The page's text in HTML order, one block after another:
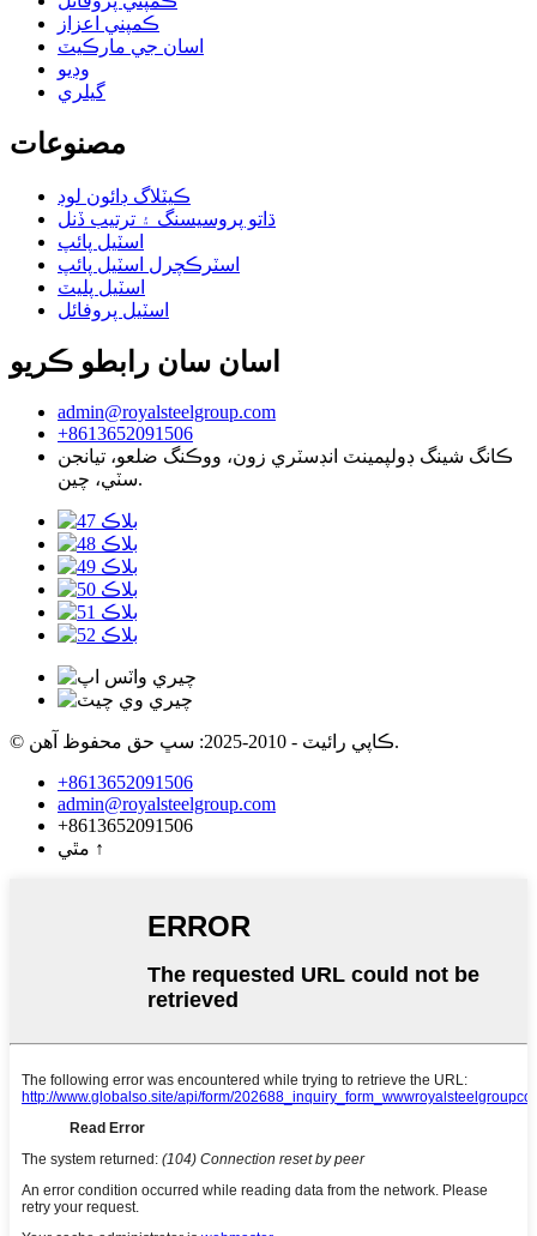
ڪمپني اعزاز
اسان جي مارڪيٽ
وڊيو
گيلري
مصنوعات
ڪيٽلاگ ڊائون لوڊ
ڌاتو پروسيسنگ ۽ ترتيب ڏنل
اسٽيل پائپ
اسٽرڪچرل اسٽيل پائپ
اسٽيل پليٽ
اسٽيل پروفائل
اسان سان رابطو ڪريو
admin@royalsteelgroup.com
+8613652091506
ڪانگ شينگ ڊولپمينٽ انڊسٽري زون، ووڪنگ ضلعو، تيانجن
سٽي، چين.
© ڪاپي رائيٽ - 2010-2025: سڀ حق محفوظ آهن.
+8613652091506
admin@royalsteelgroup.com
+8613652091506
مٿي ↑